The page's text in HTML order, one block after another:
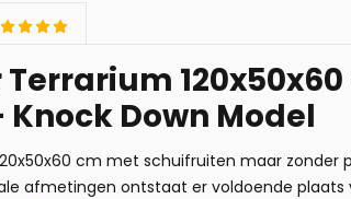
Down Model
cm met schuifruiten maar
afmetingen ontstaat er voldoende